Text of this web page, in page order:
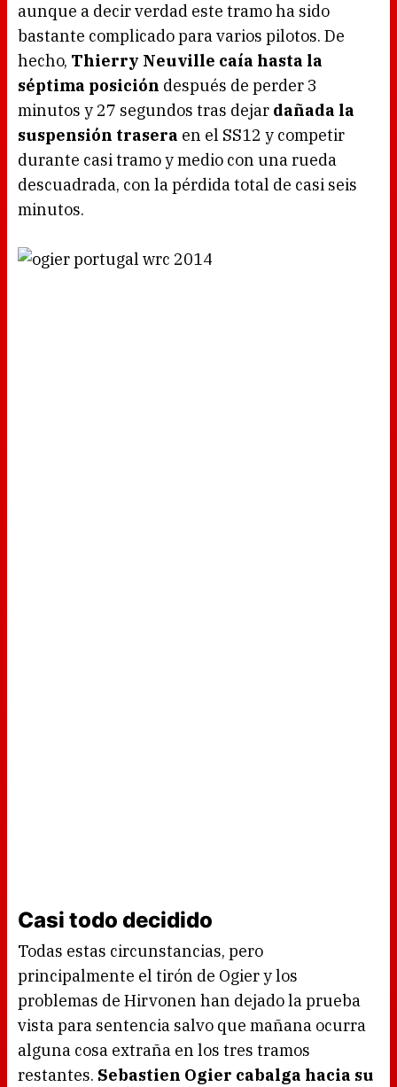
aunque a decir verdad este tramo ha sido
bastante complicado para varios pilotos. De
hecho, Thierry Neuville caía hasta la
séptima posición después de perder 3
minutos y 27 segundos tras dejar dañada la
suspensión trasera en el SS12 y competir
durante casi tramo y medio con una rueda
descuadrada, con la pérdida total de casi seis
minutos.
Casi todo decidido
Todas estas circunstancias, pero
principalmente el tirón de Ogier y los
problemas de Hirvonen han dejado la prueba
vista para sentencia salvo que mañana ocurra
alguna cosa extraña en los tres tramos
restantes. Sebastien Ogier cabalga hacia su